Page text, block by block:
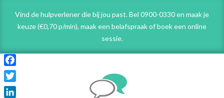
content
Vind de hulpverlener die bij jou past. Bel 0900-0330 en maak je
keuze (€0,70 p/min), maak een belafspraakof boek een online
sessie.
Facebook
Twitter